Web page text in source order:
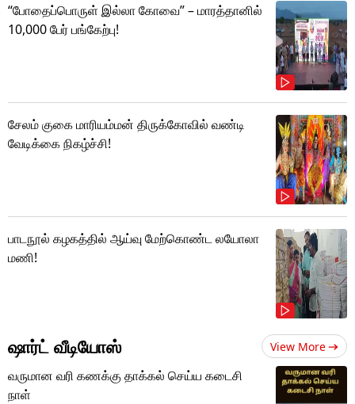
“போதைப்பொருள் இல்லா கோவை” – மாரத்தானில்
10,000 பேர் பங்கேற்பு!
சேலம் குகை மாரியம்மன் திருக்கோவில் வண்டி
வேடிக்கை நிகழ்ச்சி!
பாடநூல் கழகத்தில் ஆய்வு மேற்கொண்ட லயோலா
மணி!
ஷார்ட் வீடியோஸ் View More
வருமான வரி கணக்கு தாக்கல் செய்ய கடைசி
நாள்